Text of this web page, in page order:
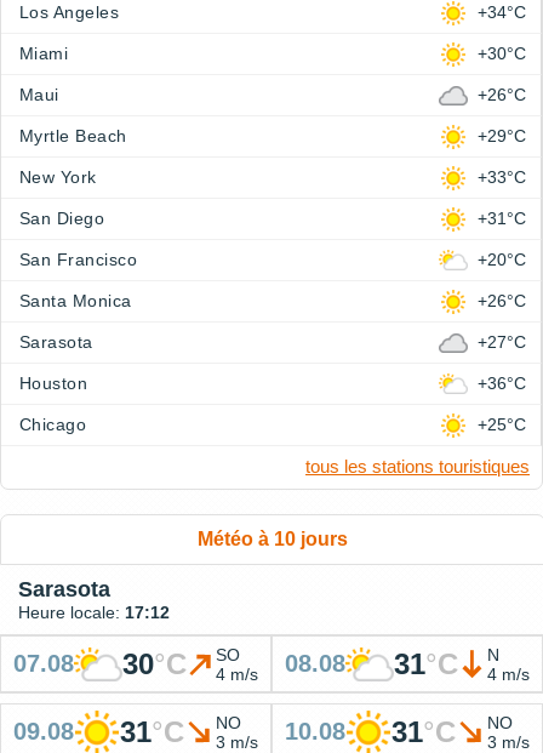
Los Angeles +34°C
Miami +30°C
Maui +26°C
Myrtle Beach +29°C
New York +33°C
San Diego +31°C
San Francisco +20°C
Santa Monica +26°C
Sarasota +27°C
Houston +36°C
Chicago +25°C
tous les stations touristiques
Météo à 10 jours
Sarasota
Heure locale: 17:12
07.08 30°C
SO
4 m/s
08.08 31°C
N
4 m/s
09.08 31°C
NO
3 m/s
10.08 31°C
NO
3 m/s